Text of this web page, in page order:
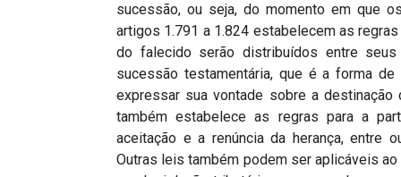
sucessão, ou seja, do momento em que
artigos 1.791 a 1.824 estabelecem as
do falecido serão distribuídos entre
sucessão testamentária, que é a forma
expressar sua vontade sobre a
também estabelece as regras para a
aceitação e a renúncia da herança, entre
Outras leis também podem ser aplicáveis